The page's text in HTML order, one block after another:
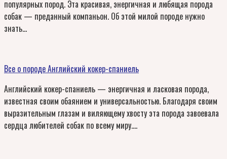
популярных пород. Эта красивая, энергичная и любящая порода
собак — преданный компаньон. Об этой милой породе нужно
знать…
Все о породе Английский кокер-спаниель
Английский кокер-спаниель — энергичная и ласковая порода,
известная своим обаянием и универсальностью. Благодаря своим
выразительным глазам и виляющему хвосту эта порода завоевала
сердца любителей собак по всему миру….